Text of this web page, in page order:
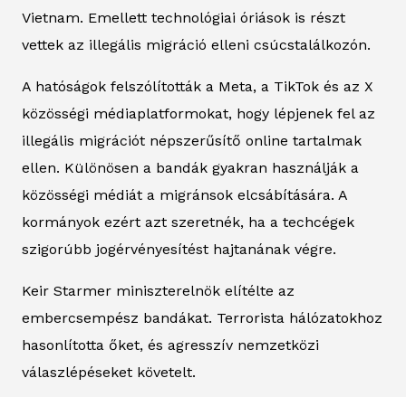
Vietnam. Emellett technológiai óriások is részt
vettek az illegális migráció elleni csúcstalálkozón.
A hatóságok felszólították a Meta, a TikTok és az X
közösségi médiaplatformokat, hogy lépjenek fel az
illegális migrációt népszerűsítő online tartalmak
ellen. Különösen a bandák gyakran használják a
közösségi médiát a migránsok elcsábítására. A
kormányok ezért azt szeretnék, ha a techcégek
szigorúbb jogérvényesítést hajtanának végre.
Keir Starmer miniszterelnök elítélte az
embercsempész bandákat. Terrorista hálózatokhoz
hasonlította őket, és agresszív nemzetközi
válaszlépéseket követelt.